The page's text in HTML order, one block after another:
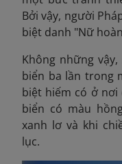
Bởi vậy, người
biệt danh "Nữ
Không những
biển ba lần trong
biệt hiếm có ở nơi
biển có màu
xanh lơ và khi
lục.